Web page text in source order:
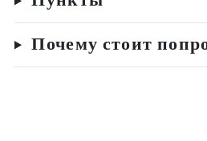
Почему стоит